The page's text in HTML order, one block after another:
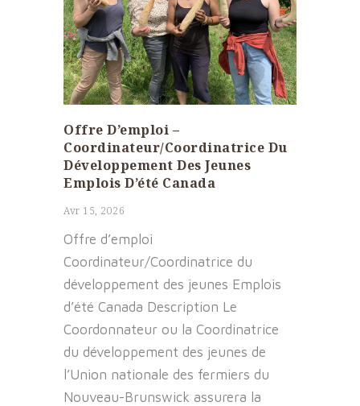
Offre D’emploi –
Coordinateur/Coordinatrice Du
Développement Des Jeunes
Emplois D’été Canada
Avr 15, 2026
Offre d’emploi
Coordinateur/Coordinatrice du
développement des jeunes Emplois
d’été Canada Description Le
Coordonnateur ou la Coordinatrice
du développement des jeunes de
l’Union nationale des fermiers du
Nouveau-Brunswick assurera la